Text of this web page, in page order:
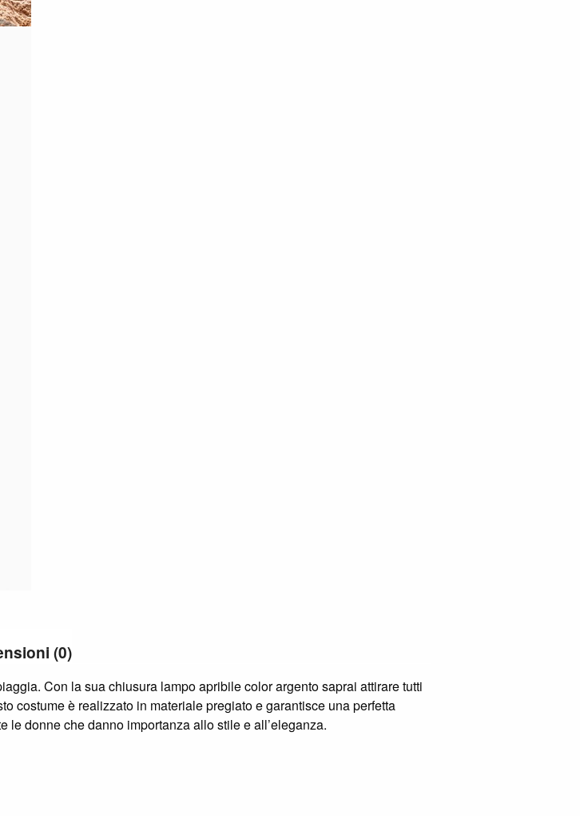
(0)
Con la sua chiusura lampo apribile color argento saprai attirare tutti
costume è realizzato in materiale pregiato e garantisce una perfetta
donne che danno importanza allo stile e all’eleganza.